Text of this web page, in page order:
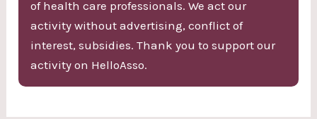
of health care professionals. We act our
activity without advertising, conflict of
interest, subsidies. Thank you to support our
activity on HelloAsso.